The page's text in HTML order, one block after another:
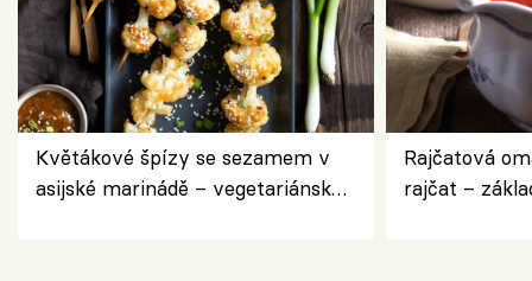
Květákové špízy se sezamem v
asijské marinádě – vegetariánská
Rajčatová
rajčat –